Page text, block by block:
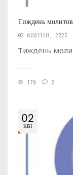
Тиждень
02 КВІТНЯ, 2025
Тиждень
178 0
02
КВІ